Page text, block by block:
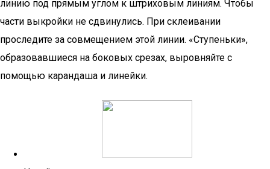
линию под прямым углом к штриховым линиям. Чтобы
части выкройки не сдвинулись. При склеивании
проследите за совмещением этой линии. «Ступеньки»,
образовавшиеся на боковых срезах, выровняйте с
помощью карандаша и линейки.